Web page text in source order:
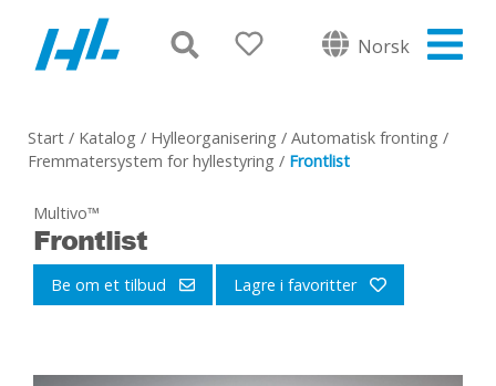
Norsk
Start / Katalog / Hylleorganisering / Automatisk fronting /
Fremmatersystem for hyllestyring / Frontlist
Multivo™
Frontlist
Be om et tilbud Lagre i favoritter